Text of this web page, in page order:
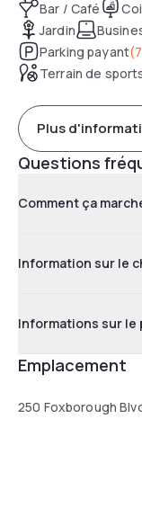
Bar / Café
Jardin
Parking payant(
Terrain de
Plus
Questions
Comment ça
Information sur le
Informations sur le
Emplacement
250 Foxborough